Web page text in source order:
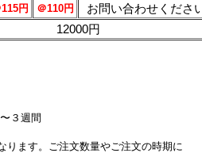
円 ＠110円
お問い合わせくださ
12000円
３週間
す。ご注文数量やご注文の時期に